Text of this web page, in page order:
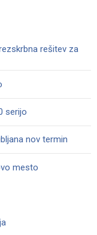
rešitev za
serijo
nov termin
mesto